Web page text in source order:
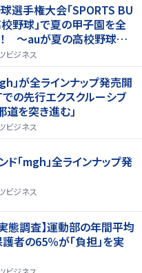
選手権大会「SPORTS BU
校野球」で夏の甲子園を全
～auが夏の高校野球を
イブ配信番組 「応援甲子
ビジネス
」が全ラインナップ発売開
の先行エクスクルーシブ
道を突き進む」
ビジネス
「mgh」全ラインナップ発
ビジネス
態調査】運動部の年間平均
者の65％が「負担」を実